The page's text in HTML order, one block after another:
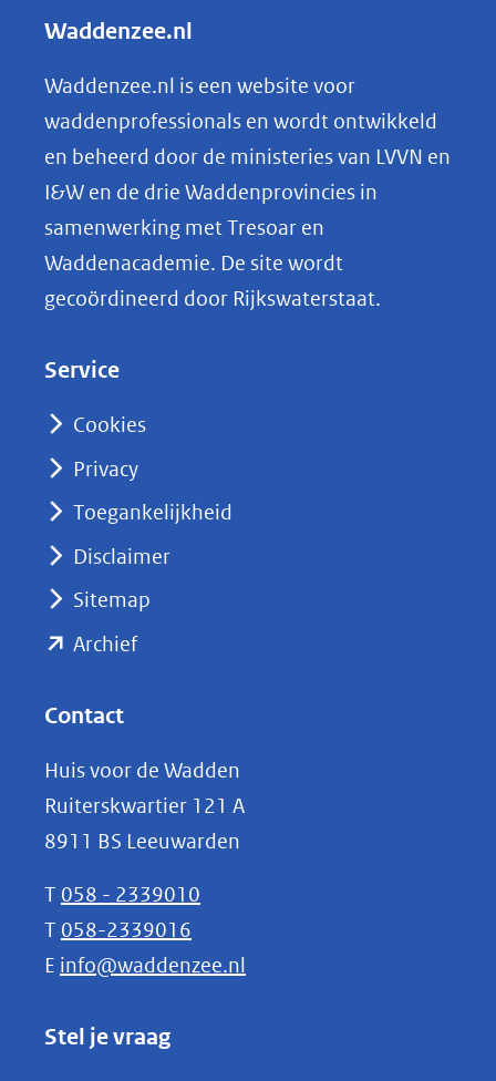
e
n
o
p
k
e
nieuw
naar
Waddenzee.nl
Waddenzee.nl is een website voor
waddenprofessionals en wordt ontwikkeld
en beheerd door de ministeries van LVVN en
I&W en de drie Waddenprovincies in
samenwerking met Tresoar en
Waddenacademie. De site wordt
gecoördineerd door Rijkswaterstaat.
Service
Cookies
Privacy
Toegankelijkheid
Disclaimer
Sitemap
Archief(opent
(verwijst
naar
een
andere
website)
Contact
Huis voor de Wadden
Ruiterskwartier 121 A
8911 BS Leeuwarden
T 058 - 2339010
T 058-2339016
E info@waddenzee.nl
Stel je vraag